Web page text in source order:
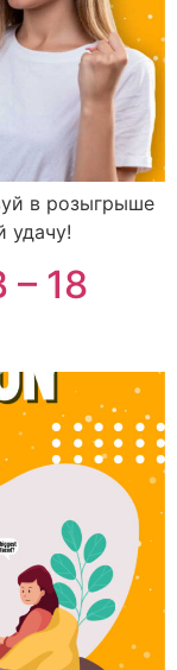
в розыгрыше
удачу!
– 18